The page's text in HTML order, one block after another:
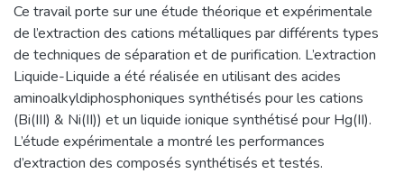
Ce travail porte sur une étude théorique et expérimentale
de l’extraction des cations métalliques par différents types
de techniques de séparation et de purification. L’extraction
Liquide-Liquide a été réalisée en utilisant des acides
aminoalkyldiphosphoniques synthétisés pour les cations
(Bi(III) & Ni(II)) et un liquide ionique synthétisé pour Hg(II).
L’étude expérimentale a montré les performances
d’extraction des composés synthétisés et testés.